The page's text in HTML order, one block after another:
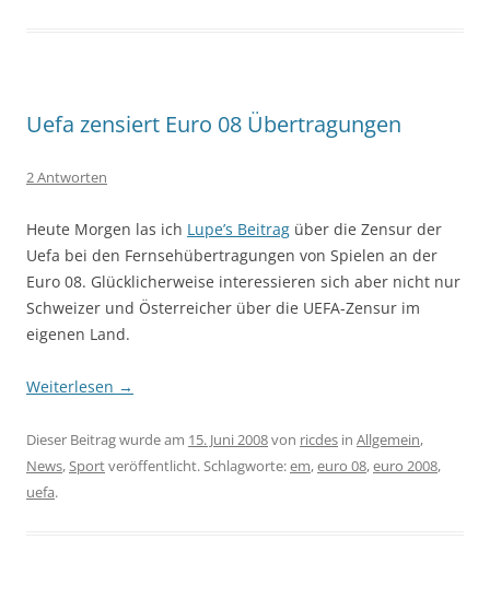
Uefa zensiert Euro 08 Übertragungen
2 Antworten
Heute Morgen las ich Lupe’s Beitrag über die Zensur der
Uefa bei den Fernsehübertragungen von Spielen an der
Euro 08. Glücklicherweise interessieren sich aber nicht nur
Schweizer und Österreicher über die UEFA-Zensur im
eigenen Land.
Weiterlesen →
Dieser Beitrag wurde am 15. Juni 2008von ricdes in Allgemein,
News,Sportveröffentlicht. Schlagworte:em,euro 08,euro 2008,
uefa.